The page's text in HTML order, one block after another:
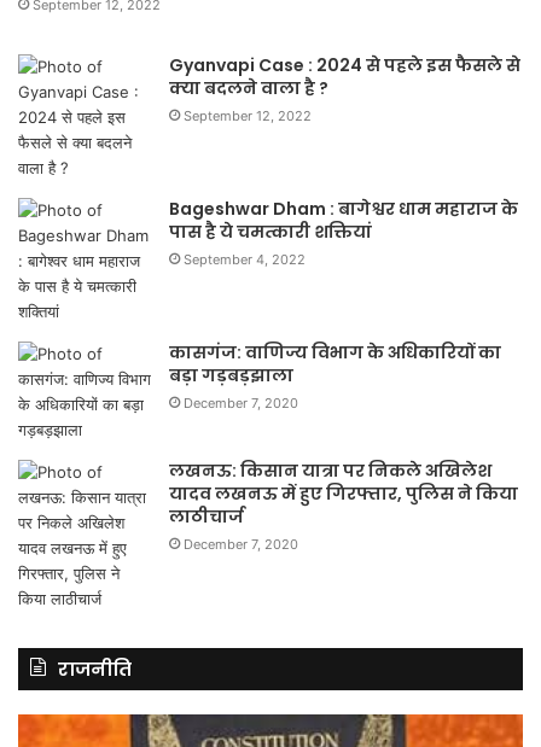
September 12, 2022
Gyanvapi Case : 2024 से पहले इस फैसले से
क्या बदलने वाला है ?
September 12, 2022
Bageshwar Dham : बागेश्वर धाम महाराज के
पास है ये चमत्कारी शक्तियां
September 4, 2022
कासगंज: वाणिज्य विभाग के अधिकारियों का
बड़ा गड़बड़झाला
December 7, 2020
लखनऊ: किसान यात्रा पर निकले अखिलेश
यादव लखनऊ में हुए गिरफ्तार, पुलिस ने किया
लाठीचार्ज
December 7, 2020
राजनीति